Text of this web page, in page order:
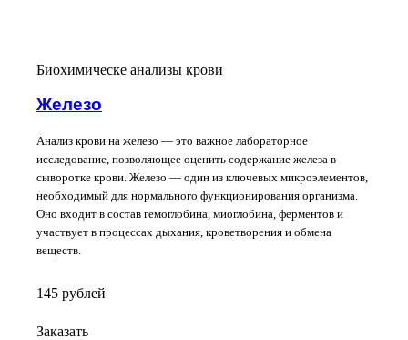
Биохимическе анализы крови
Железо
Анализ крови на железо — это важное лабораторное
исследование, позволяющее оценить содержание железа в
сыворотке крови. Железо — один из ключевых микроэлементов,
необходимый для нормального функционирования организма.
Оно входит в состав гемоглобина, миоглобина, ферментов и
участвует в процессах дыхания, кроветворения и обмена
веществ.
145 рублей
Заказать